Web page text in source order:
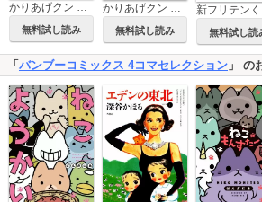
かりあげクン PINK
無料試し読み
かりあげクン BLACK
無料試し読み 無料試し読
「 バンブーコミックス 4コマセレクション 」 の